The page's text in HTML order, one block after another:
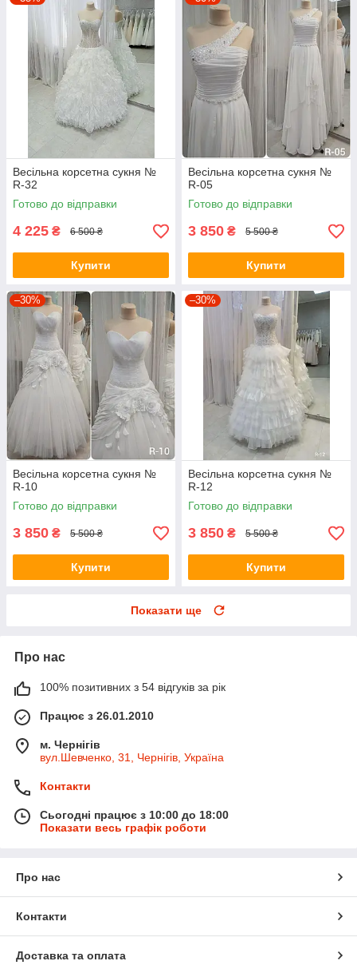
Весільна корсетна сукня №
R-32
Готово до відправки
4 225 ₴ 6 500 ₴
Купити
Весільна корсетна сукня №
R-05
Готово до відправки
3 850 ₴ 5 500 ₴
Купити
–30%
Весільна корсетна сукня №
R-10
Готово до відправки
3 850 ₴ 5 500 ₴
Купити
–30%
Весільна корсетна сукня №
R-12
Готово до відправки
3 850 ₴ 5 500 ₴
Купити
Показати ще
Про нас
100% позитивних з 54 відгуків за рік
Працює з 26.01.2010
м. Чернігів
вул.Шевченко, 31, Чернігів, Україна
Контакти
Сьогодні працює з 10:00 до 18:00
Показати весь графік роботи
Про нас
Контакти
Доставка та оплата